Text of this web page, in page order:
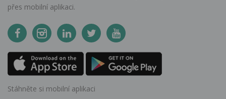
přes mobilní aplikaci.
Stáhněte si mobilní aplikaci